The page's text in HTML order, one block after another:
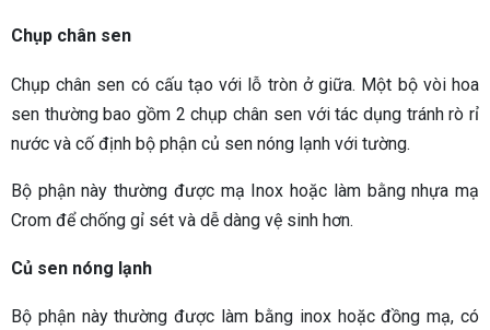
Chụp chân sen
Chụp chân sen có cấu tạo với lỗ tròn ở giữa. Một bộ vòi hoa
sen thường bao gồm 2 chụp chân sen với tác dụng tránh rò rỉ
nước và cố định bộ phận củ sen nóng lạnh với tường.
Bộ phận này thường được mạ Inox hoặc làm bằng nhựa mạ
Crom để chống gỉ sét và dễ dàng vệ sinh hơn.
Củ sen nóng lạnh
Bộ phận này thường được làm bằng inox hoặc đồng mạ, có